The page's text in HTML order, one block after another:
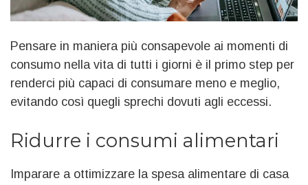
Pensare in maniera più consapevole ai momenti di
consumo nella vita di tutti i giorni è il primo step per
renderci più capaci di consumare meno e meglio,
evitando così quegli sprechi dovuti agli eccessi.
Ridurre i consumi alimentari
Imparare a ottimizzare la spesaalimentare di casa